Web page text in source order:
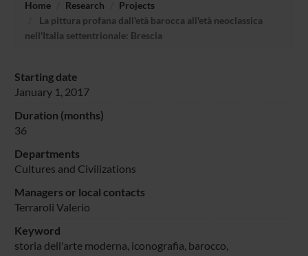
Home Research
Projects
La pittura profana dall'età barocca all'età neoclassica
nell'Italia settentrionale: Brescia
Starting date
January 1, 2017
Duration (months)
36
Departments
Cultures and Civilizations
Managers or local contacts
Terraroli Valerio
Keyword
storia dell'arte moderna, iconografia, barocco,